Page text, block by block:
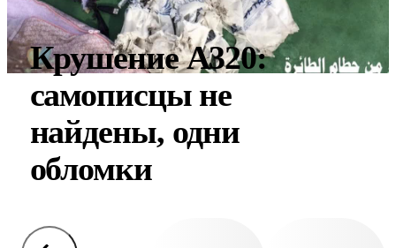
Крушение A320:
самописцы не
найдены, одни
обломки